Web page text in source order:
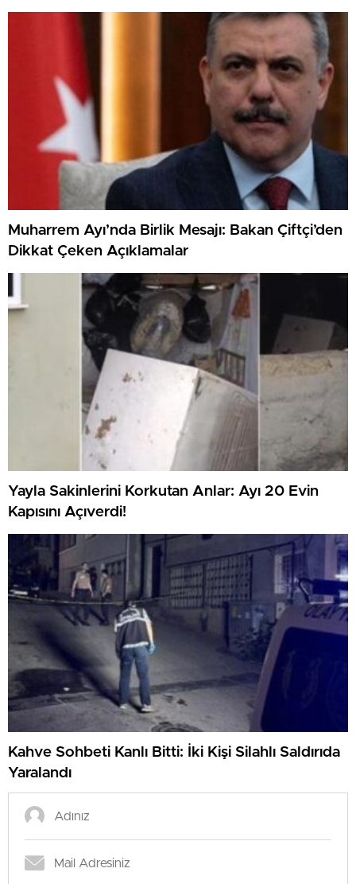
Muharrem Ayı’nda Birlik Mesajı: Bakan Çiftçi’den
Dikkat Çeken Açıklamalar
Yayla Sakinlerini Korkutan Anlar: Ayı 20 Evin
Kapısını Açıverdi!
Kahve Sohbeti Kanlı Bitti: İki Kişi Silahlı Saldırıda
Yaralandı